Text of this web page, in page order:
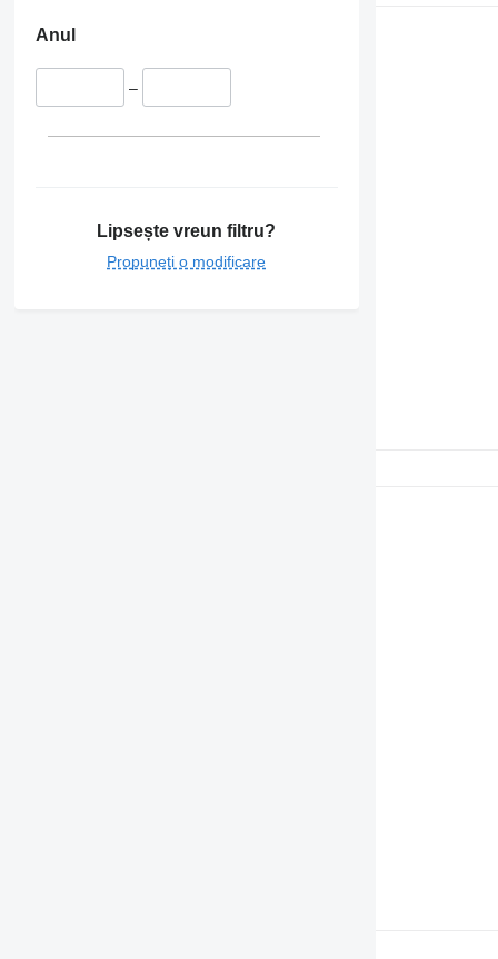
Anul
–
Lipsește vreun filtru?
Propuneți o modificare